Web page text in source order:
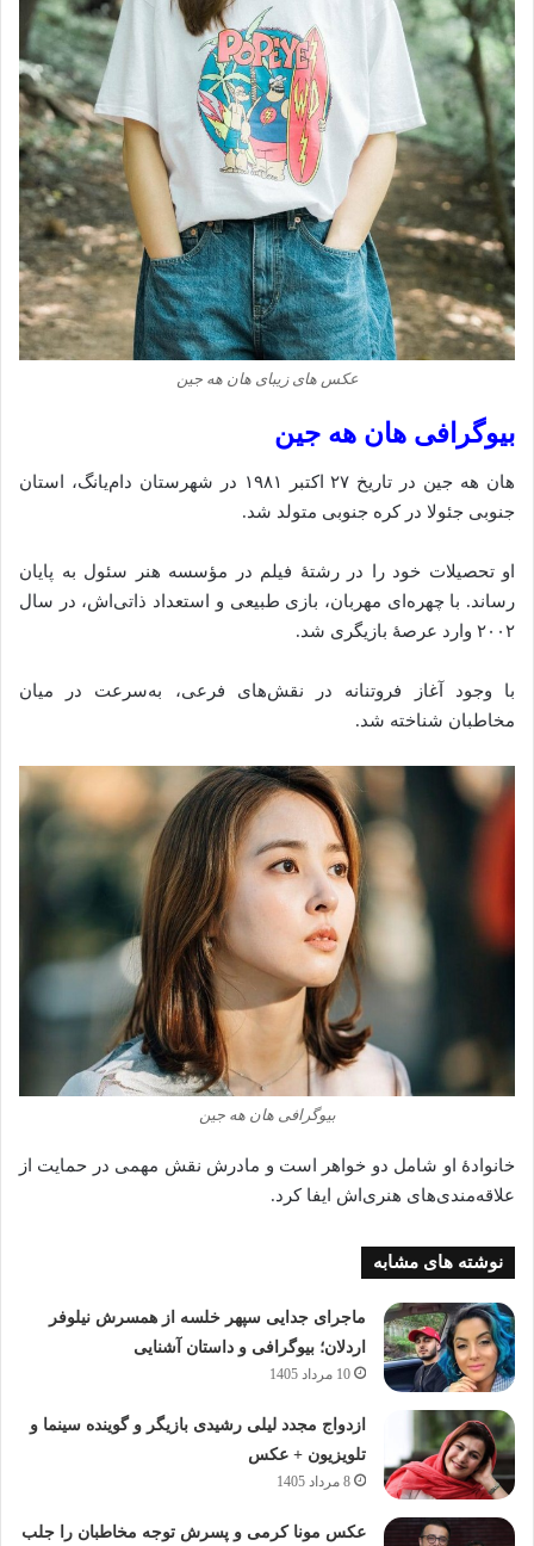
عکس های زیبای هان هه جین
بیوگرافی هان هه جین
هان هه جین در تاریخ ۲۷ اکتبر ۱۹۸۱ در شهرستان دام‌یانگ، استان
جنوبی جئولا در کره جنوبی متولد شد.
او تحصیلات خود را در رشتهٔ فیلم در مؤسسه هنر سئول به پایان
رساند. با چهره‌ای مهربان، بازی طبیعی و استعداد ذاتی‌اش، در سال
۲۰۰۲ وارد عرصهٔ بازیگری شد.
با وجود آغاز فروتنانه در نقش‌های فرعی، به‌سرعت در میان
مخاطبان شناخته شد.
بیوگرافی هان هه جین
خانوادهٔ او شامل دو خواهر است و مادرش نقش مهمی در حمایت از
علاقه‌مندی‌های هنری‌اش ایفا کرد.
نوشته های مشابه
ماجرای جدایی سپهر خلسه از همسرش نیلوفر
اردلان؛ بیوگرافی و داستان آشنایی
10 مرداد 1405
ازدواج مجدد لیلی رشیدی بازیگر و گوینده سینما و
تلویزیون + عکس
8 مرداد 1405
عکس مونا کرمی و پسرش توجه مخاطبان را جلب